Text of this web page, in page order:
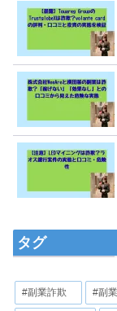
タグ
#副業詐欺 #副業